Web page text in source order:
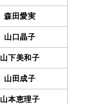
森田愛実
山口晶子
山下美和子
山田成子
山本恵理子